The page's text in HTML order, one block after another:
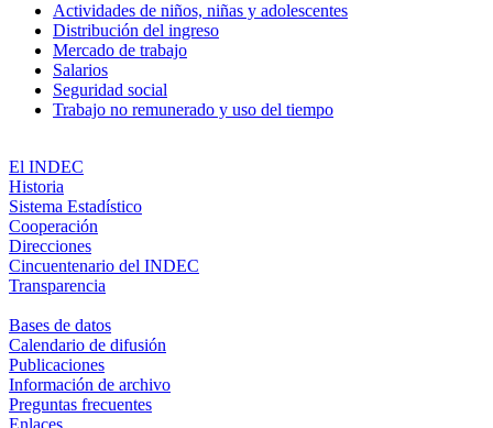
Actividades de niños, niñas y adolescentes
Distribución del ingreso
Mercado de trabajo
Salarios
Seguridad social
Trabajo no remunerado y uso del tiempo
El INDEC
Historia
Sistema Estadístico
Cooperación
Direcciones
Cincuentenario del INDEC
Transparencia
Bases de datos
Calendario de difusión
Publicaciones
Información de archivo
Preguntas frecuentes
Enlaces